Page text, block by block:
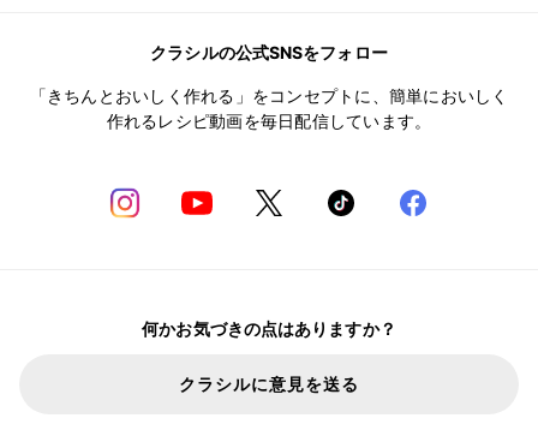
クラシルの公式SNSをフォロー
「きちんとおいしく作れる」をコンセプトに、簡単においしく
作れるレシピ動画を毎日配信しています。
何かお気づきの点はありますか？
クラシルに意見を送る